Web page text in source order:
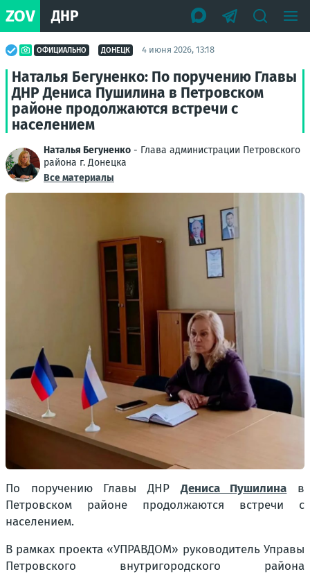
ZOV ДНР
ОФИЦИАЛЬНО ДОНЕЦК 4 июня 2026, 13:18
Наталья Бегуненко: По поручению Главы
ДНР Дениса Пушилина в Петровском
районе продолжаются встречи с
населением
Наталья Бегуненко - Глава администрации Петровского
района г. Донецка
Все материалы
По поручению Главы ДНРДениса Пушилина в
Петровском районе продолжаются встречи с
населением.
В рамках проекта «УПРАВДОМ» руководитель Управы
Петровского внутригородского района